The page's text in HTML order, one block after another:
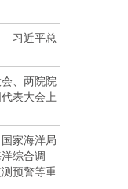
习近平总
、两院院
表大会上
家海洋局
综合调
预警等重